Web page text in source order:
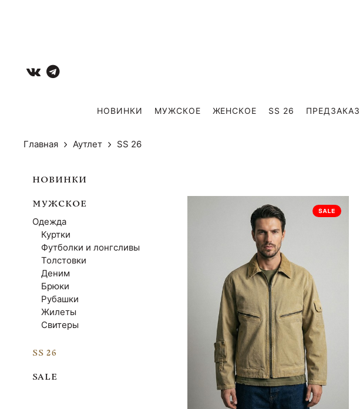
НОВИНКИ МУЖCКОЕ ЖЕНСКОЕ SS 26 ПРЕДЗАКАЗ
Главная Аутлет SS 26
НОВИНКИ
МУЖCКОЕ
Одежда
Куртки
Футболки и лонгсливы
Толстовки
Деним
Брюки
Рубашки
Жилеты
Свитеры
SS 26
SALE